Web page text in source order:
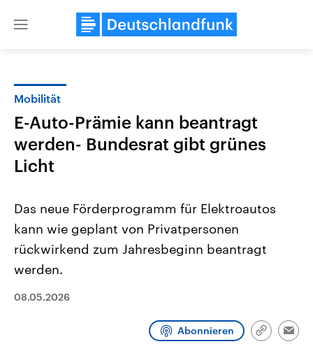
Close
Landtagswahl Sachsen-Anhalt
2026
Alle Informationen
Sachsen-Anhalt wählt am 6.
Landtag. Seit 2021 wird das
Wahlprogramme, aktuelle Berichte
USA
Aktuelle Beiträge,
aktuelle Weltgeschehen.
Mobilität
E-Auto-Prämie kann beantragt
werden- Bundesrat gibt grünes
Licht
Das neue Förderprogramm für Elektroautos
kann wie geplant von Privatpersonen
rückwirkend zum Jahresbeginn beantragt
werden.
08.05.2026
Abonnieren
Link